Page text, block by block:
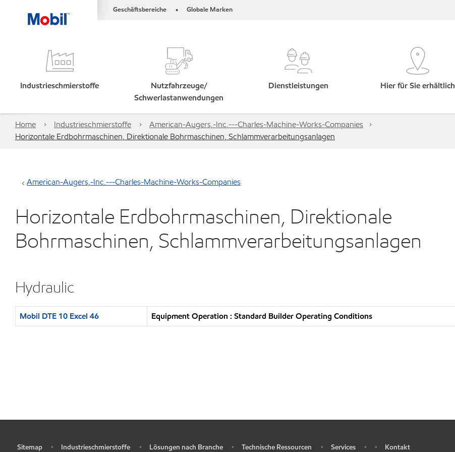
Geschäftsbereiche • Globale Marken
Industrieschmierstoffe
Nutzfahrzeuge/
Schwerlastanwendungen
Dienstleistungen Hier für Sie erhältlich
Home Industrieschmierstoffe
American-Augers,-Inc.---Charles-Machine-Works-Companies
Horizontale Erdbohrmaschinen, Direktionale Bohrmaschinen, Schlammverarbeitungsanlagen
American-Augers,-Inc.---Charles-Machine-Works-Companies
Horizontale Erdbohrmaschinen, Direktionale
Bohrmaschinen, Schlammverarbeitungsanlagen
Hydraulic
Mobil DTE 10 Excel 46 Equipment Operation : Standard Builder Operating Conditions
Sitemap • Industrieschmierstoffe • Lösungen nach Branche • Technische Ressourcen • Services • • Kontakt